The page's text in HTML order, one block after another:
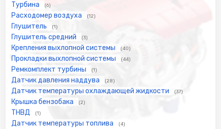
Турбина (6)
Расходомер воздуха (12)
Глушитель (1)
Глушитель средний (3)
Крепления выхлопной системы (40)
Прокладки выхлопной системы (44)
Ремкомплект турбины (1)
Датчик давления наддува (28)
Датчик температуры охлаждающей жидкости (37)
Крышка бензобака (2)
ТНВД (1)
Датчик температуры топлива (4)